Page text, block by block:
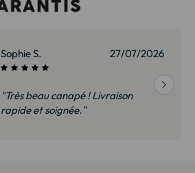
Sophie S. 27/07/2026
"Très beau canapé ! Livraison
rapide et soignée."